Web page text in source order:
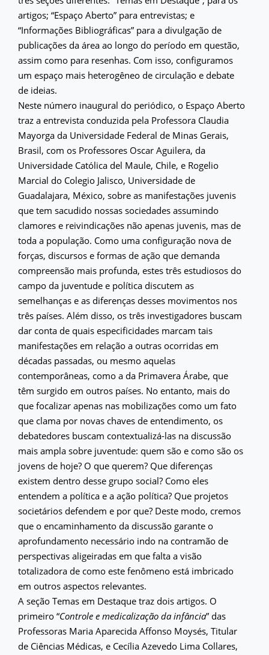
artigos; “Espaço Aberto” para entrevistas; e
“Informações Bibliográficas” para a divulgação de
publicações da área ao longo do período em questão,
assim como para resenhas. Com isso, configuramos
um espaço mais heterogêneo de circulação e debate
de ideias.
Neste número inaugural do periódico, o Espaço Aberto
traz a entrevista conduzida pela Professora Claudia
Mayorga da Universidade Federal de Minas Gerais,
Brasil, com os Professores Oscar Aguilera, da
Universidade Católica del Maule, Chile, e Rogelio
Marcial do Colegio Jalisco, Universidade de
Guadalajara, México, sobre as manifestações juvenis
que tem sacudido nossas sociedades assumindo
clamores e reivindicações não apenas juvenis, mas de
toda a população. Como uma configuração nova de
forças, discursos e formas de ação que demanda
compreensão mais profunda, estes três estudiosos do
campo da juventude e política discutem as
semelhanças e as diferenças desses movimentos nos
três países. Além disso, os três investigadores buscam
dar conta de quais especificidades marcam tais
manifestações em relação a outras ocorridas em
décadas passadas, ou mesmo aquelas
contemporâneas, como a da Primavera Árabe, que
têm surgido em outros países. No entanto, mais do
que focalizar apenas nas mobilizações como um fato
que clama por novas chaves de entendimento, os
debatedores buscam contextualizá-las na discussão
mais ampla sobre juventude: quem são e como são os
jovens de hoje? O que querem? Que diferenças
existem dentro desse grupo social? Como eles
entendem a política e a ação política? Que projetos
societários defendem e por que? Deste modo, cremos
que o encaminhamento da discussão garante o
aprofundamento necessário indo na contramão de
perspectivas aligeiradas em que falta a visão
totalizadora de como este fenômeno está imbricado
em outros aspectos relevantes.
A seção Temas em Destaque traz dois artigos. O
primeiro “Controle e medicalização da infância” das
Professoras Maria Aparecida Affonso Moysés, Titular
de Ciências Médicas, e Cecília Azevedo Lima Collares,